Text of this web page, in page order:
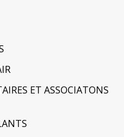
ET ASSOCIATONS